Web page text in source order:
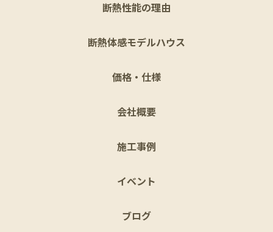
断熱性能の理由
断熱体感モデルハウス
価格・仕様
会社概要
施工事例
イベント
ブログ